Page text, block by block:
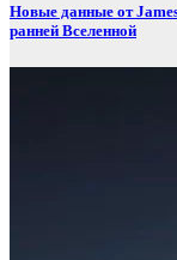
Новые данные от
ранней Вселенной